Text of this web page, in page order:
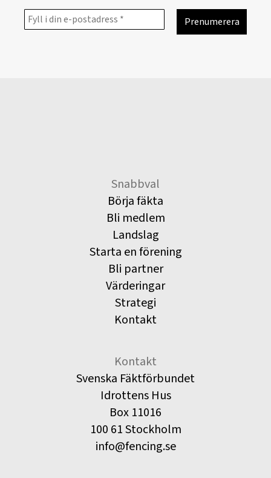
Snabbval
Börja fäkta
Bli medlem
Landslag
Starta en förening
Bli partner
Värderingar
Strategi
Kontakt
Kontakt
Svenska Fäktförbundet
Idrottens Hus
Box 11016
100 61 Stockholm
info@fencing.se